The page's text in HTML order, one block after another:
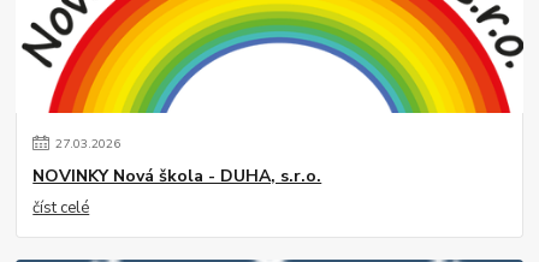
27.03.2026
NOVINKY Nová škola - DUHA, s.r.o.
číst celé